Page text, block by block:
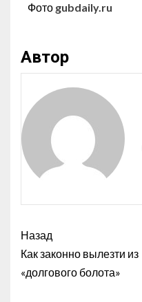
Фото gubdaily.ru
Автор
Назад
Как законно вылезти из
«долгового болота»